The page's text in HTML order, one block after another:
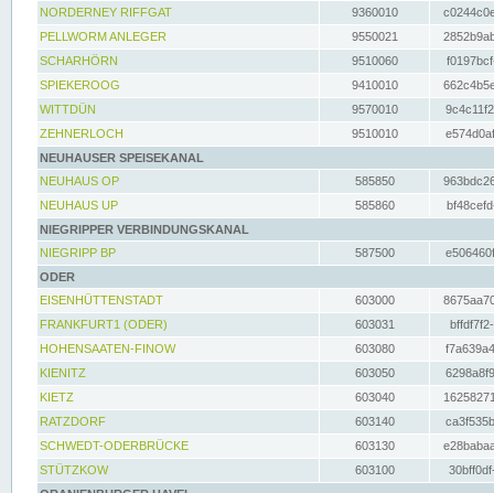
NORDERNEY RIFFGAT
9360010
PELLWORM ANLEGER
9550021
SCHARHÖRN
9510060
SPIEKEROOG
9410010
WITTDÜN
9570010
ZEHNERLOCH
9510010
NEUHAUSER SPEISEKANAL
NEUHAUS OP
585850
NEUHAUS UP
585860
NIEGRIPPER VERBINDUNGSKANAL
NIEGRIPP BP
587500
ODER
EISENHÜTTENSTADT
603000
FRANKFURT1 (ODER)
603031
HOHENSAATEN-FINOW
603080
KIENITZ
603050
KIETZ
603040
RATZDORF
603140
SCHWEDT-ODERBRÜCKE
603130
STÜTZKOW
603100